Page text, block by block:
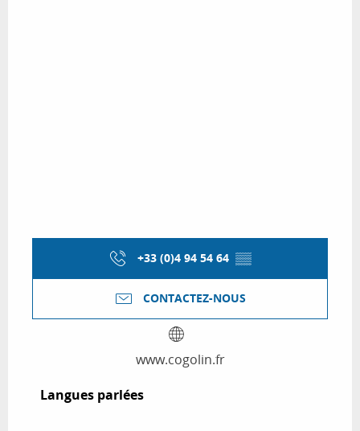
+33 (0)4 94 54 64 ▒▒
CONTACTEZ-NOUS
www.cogolin.fr
Langues parlées
Langues parlées